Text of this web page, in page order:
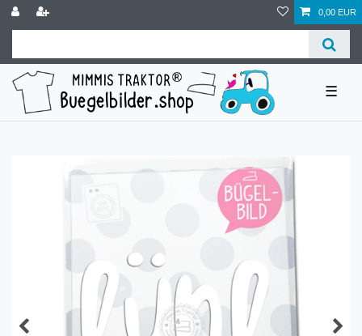
0,00 EUR
☰